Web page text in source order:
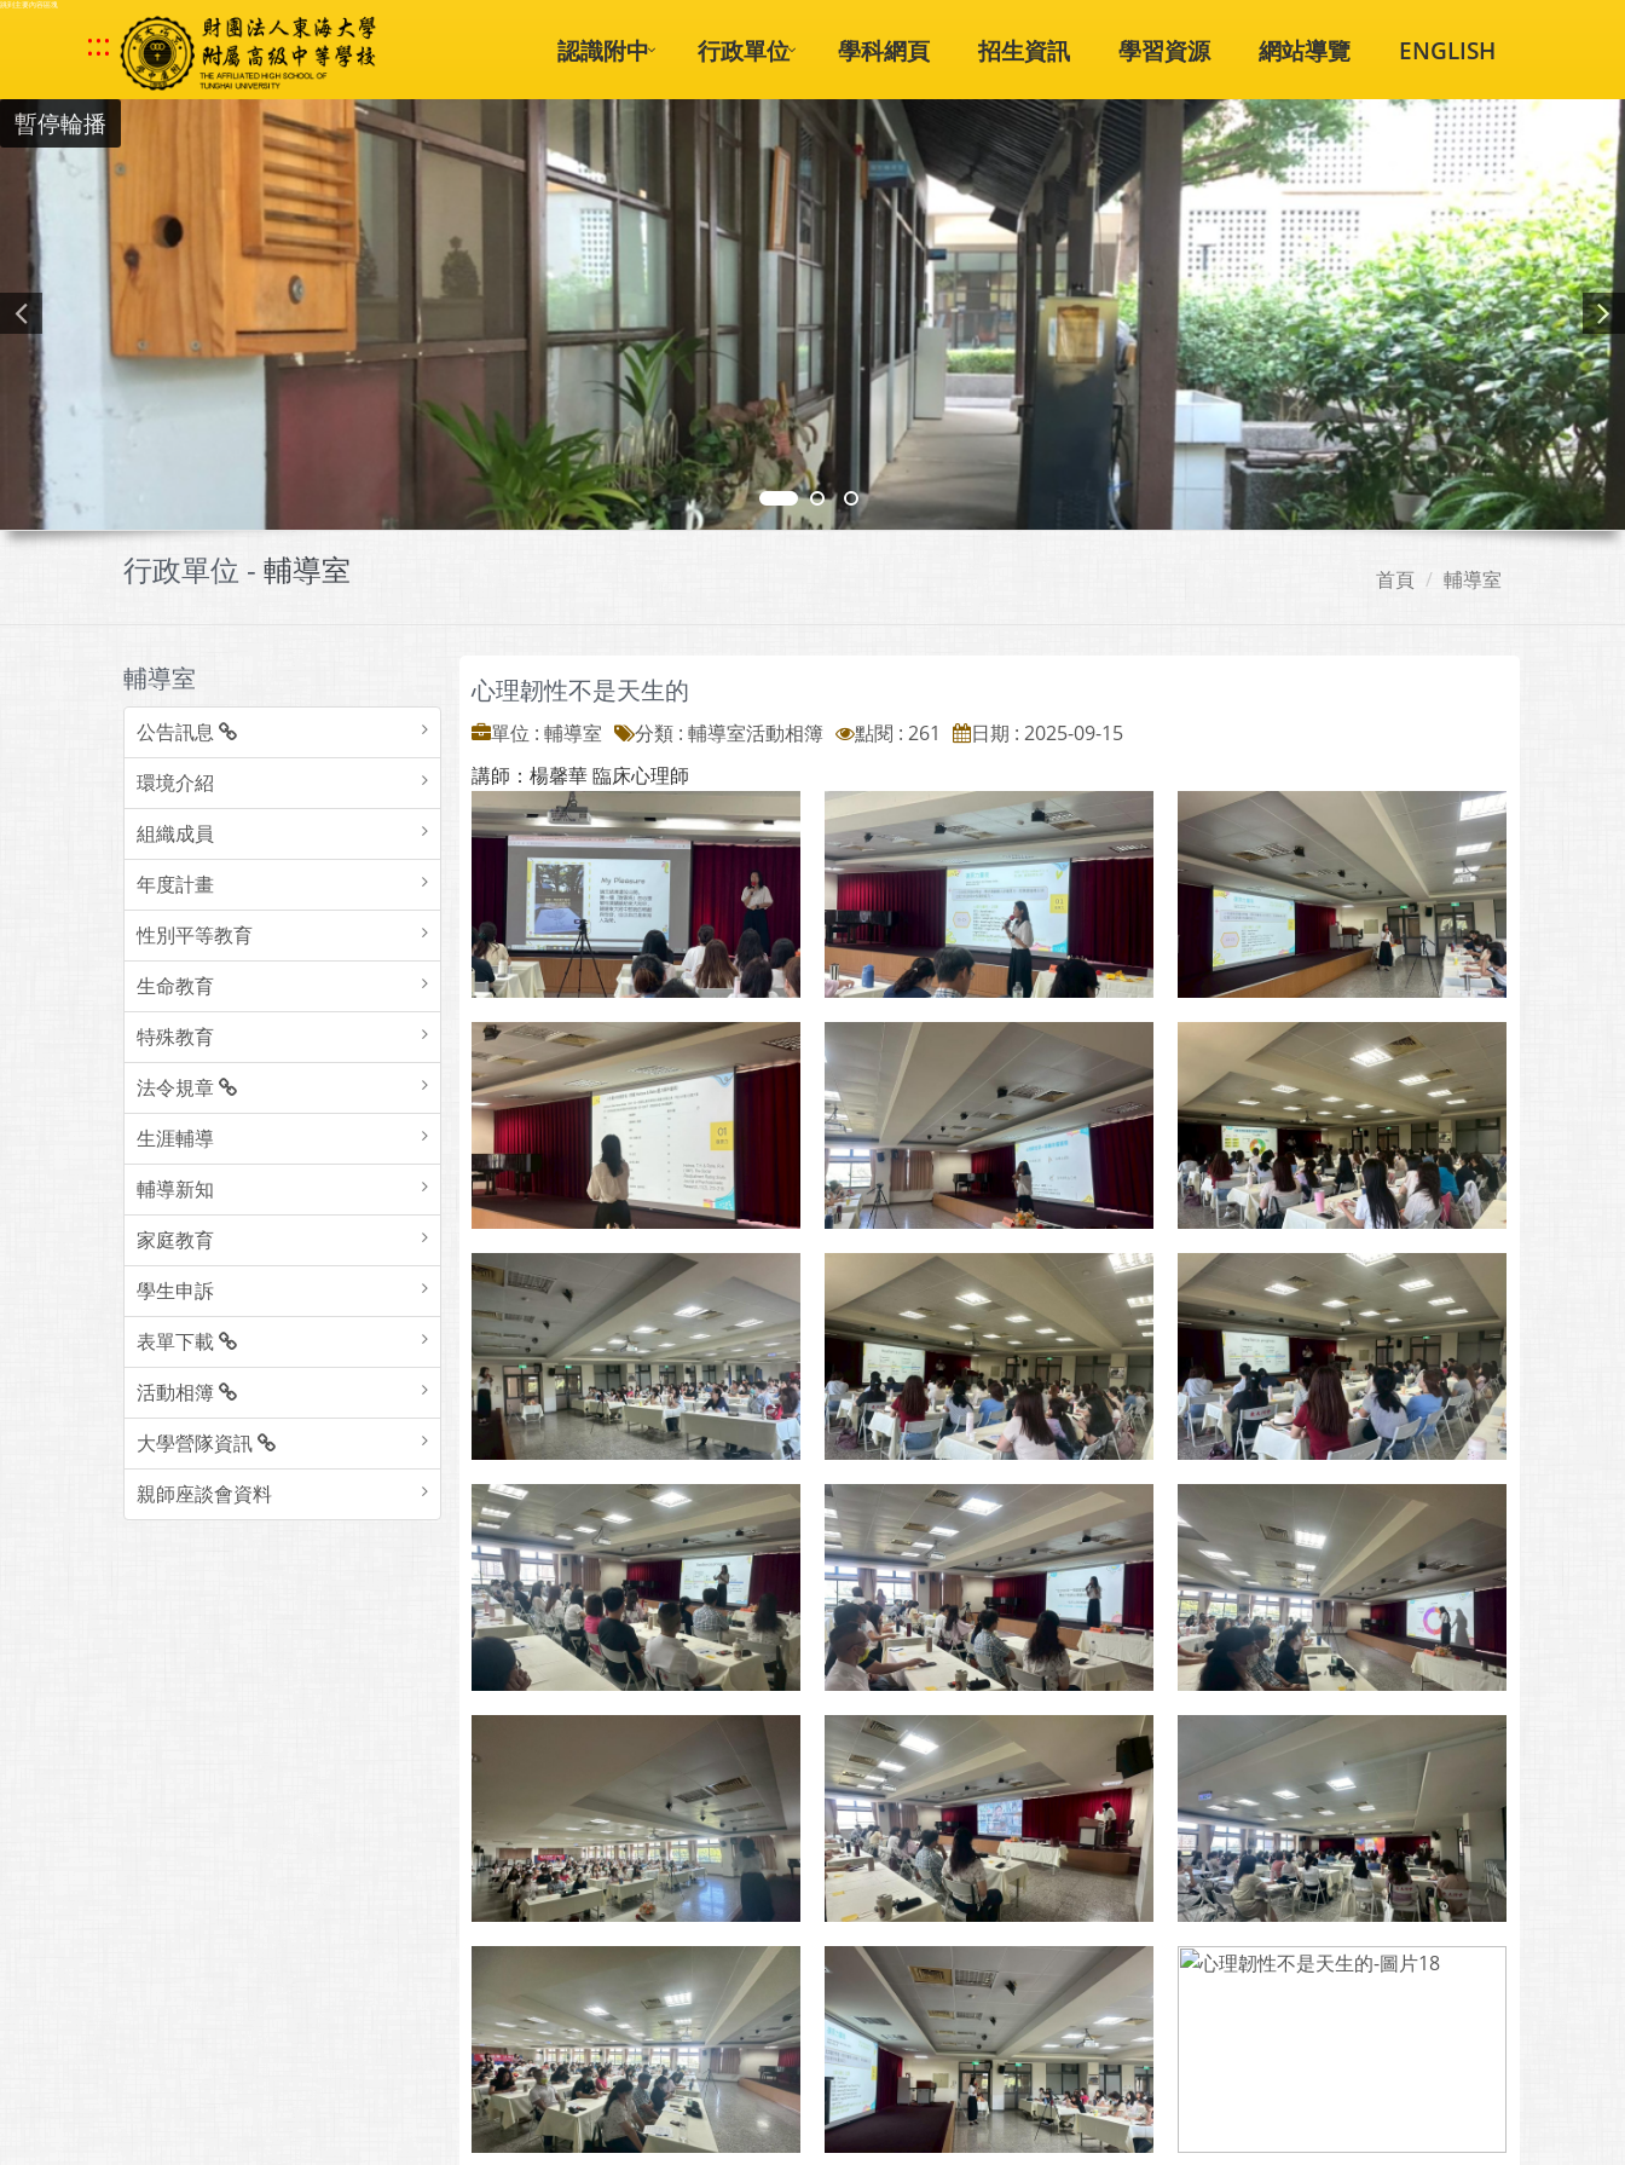
跳到主要內容區塊
::: 認識附中 行政單位 學科網頁 招生資訊 學習資源 網站導覽 ENGLISH
暫停輪播
行政單位 - 輔導室 首頁 輔導室
輔導室
公告訊息
環境介紹
組織成員
年度計畫
性別平等教育
生命教育
特殊教育
法令規章
生涯輔導
輔導新知
家庭教育
學生申訴
表單下載
活動相簿
大學營隊資訊
親師座談會資料
心理韌性不是天生的
單位 : 輔導室 分類 : 輔導室活動相簿 點閱 : 261
日期 : 2025-09-15
講師：楊馨華 臨床心理師